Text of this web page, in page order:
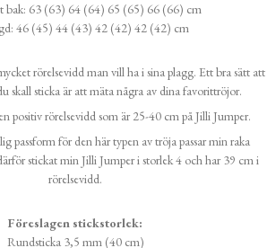
bak: 63 (63) 64 (64) 65 (65) 66 (66) cm
46 (45) 44 (43) 42 (42) 42 (42) cm
rörelsevidd man vill ha i sina plagg. Ett bra sätt att
skall sticka är att mäta några av dina favorittröjor.
positiv rörelsevidd som är 25-40 cm på Jilli Jumper.
passform för den här typen av tröja passar min raka
stickat min Jilli Jumper i storlek 4 och har 39 cm i
rörelsevidd.
Föreslagen stickstorlek:
Rundsticka 3,5 mm (40 cm)